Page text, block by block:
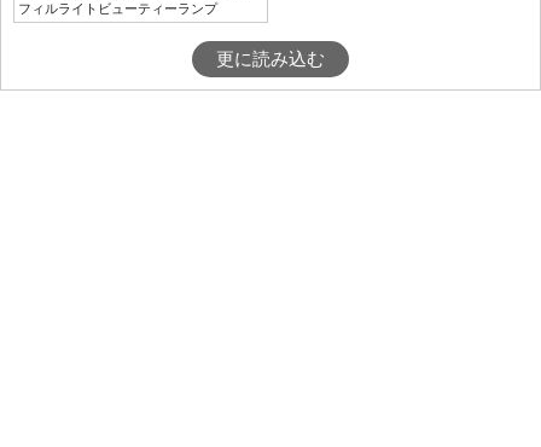
フィルライトビューティーランプ
更に読み込む